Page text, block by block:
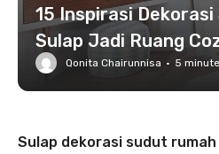
15 Inspirasi Dekorasi
Sulap Jadi Ruang
Qonita Chairunnisa · 5
Sulap dekorasi sudut rumah